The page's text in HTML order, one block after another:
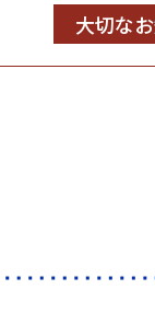
大切な